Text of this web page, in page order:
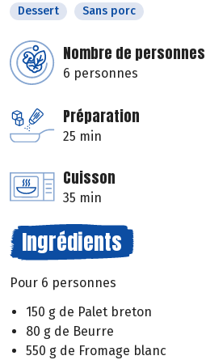
Dessert Sans porc
Nombre de personnes
6 personnes
Préparation
25 min
Cuisson
35 min
Ingrédients
Pour 6 personnes
150 g de Palet breton
80 g de Beurre
550 g de Fromage blanc